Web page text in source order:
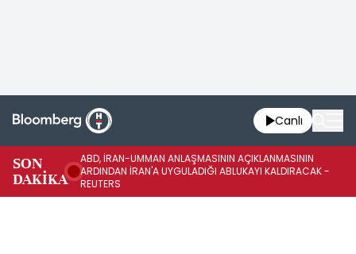
Canlı
SON
DAKİKA
ABD, İRAN-UMMAN ANLAŞMASININ AÇIKLANMASININ
ARDINDAN İRAN'A UYGULADIĞI ABLUKAYI KALDIRACAK -
REUTERS